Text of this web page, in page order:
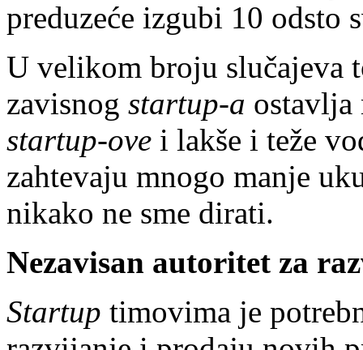
preduzeće izgubi 10 odsto
U velikom broju slučajeva
zavisnog startup-a ostavlja
star­tup-ove i lakše i teže
zahtevaju mnogo manje
nikako ne sme dirati.
Nezavisan autoritet za
Startup timovima je